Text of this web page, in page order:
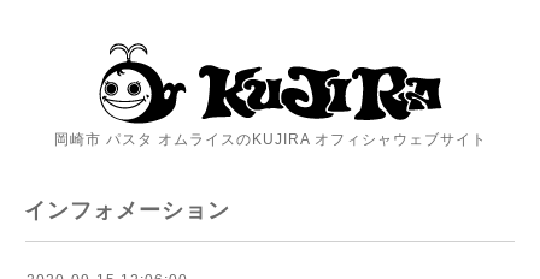
岡崎市 パスタ オムライスのKUJIRA オフィシャウェブサイト
インフォメーション